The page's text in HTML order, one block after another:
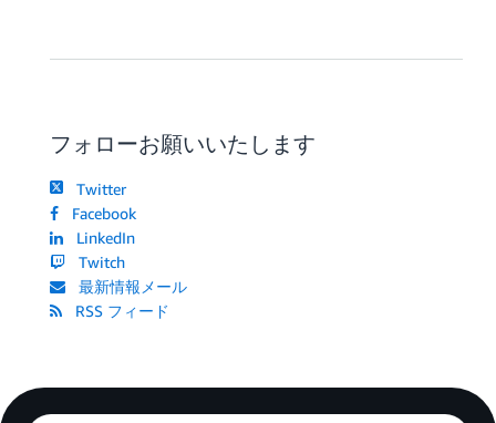
フォローお願いいたします
Twitter
Facebook
LinkedIn
Twitch
最新情報メール
RSS フィード